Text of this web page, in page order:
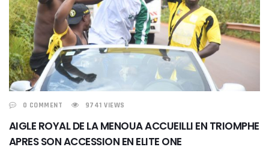
0 COMMENT 9741 VIEWS
AIGLE ROYAL DE LA MENOUA ACCUEILLI EN TRIOMPHE
APRES SON ACCESSION EN ELITE ONE